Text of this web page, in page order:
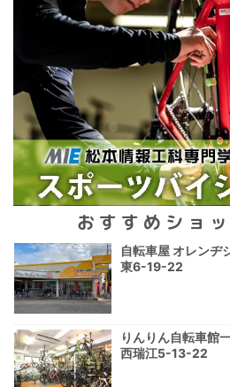
おすすめショ
自転車屋 オレンヂ
東6-19-22
りんりん自転車館
西瑞江5-13-22